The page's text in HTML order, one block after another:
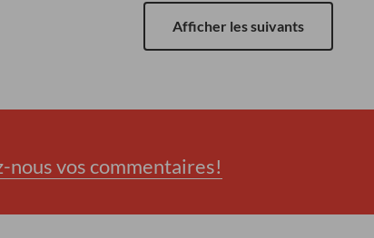
Afficher les suivants
nous vos commentaires!